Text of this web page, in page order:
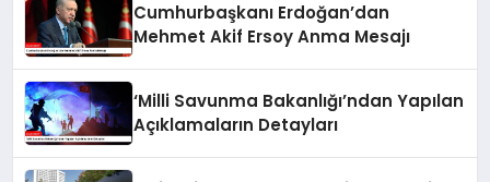
Cumhurbaşkanı Erdoğan’dan
Mehmet Akif Ersoy Anma Mesajı
‘Milli Savunma Bakanlığı’ndan Yapılan
Açıklamaların Detayları